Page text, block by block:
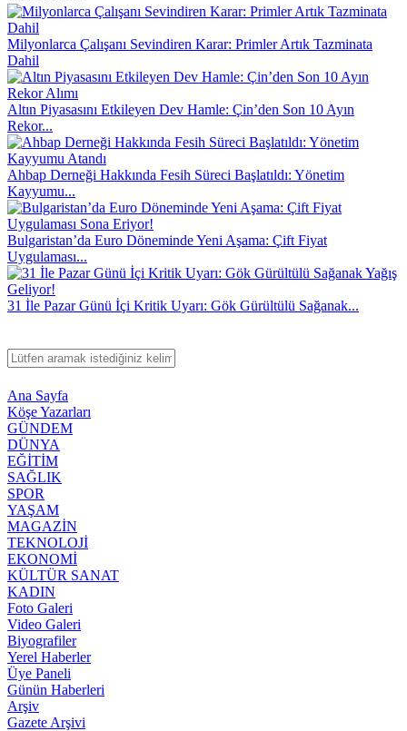
Milyonlarca Çalışanı Sevindiren Karar: Primler Artık Tazminata
Dahil
Altın Piyasasını Etkileyen Dev Hamle: Çin’den Son 10 Ayın
Rekor...
Ahbap Derneği Hakkında Fesih Süreci Başlatıldı: Yönetim
Kayyumu...
Bulgaristan’da Euro Döneminde Yeni Aşama: Çift Fiyat
Uygulaması...
31 İle Pazar Günü İçi Kritik Uyarı: Gök Gürültülü Sağanak...
Ana Sayfa
Köşe Yazarları
GÜNDEM
DÜNYA
EĞİTİM
SAĞLIK
SPOR
YAŞAM
MAGAZİN
TEKNOLOJİ
EKONOMİ
KÜLTÜR SANAT
KADIN
Foto Galeri
Video Galeri
Biyografiler
Yerel Haberler
Üye Paneli
Günün Haberleri
Arşiv
Gazete Arşivi